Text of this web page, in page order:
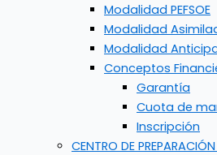
Modalidad PEFSOE
Modalidad
Modalidad
Conceptos
Garantía
Cuota de
Inscripción
CENTRO DE